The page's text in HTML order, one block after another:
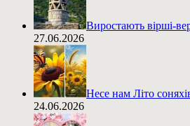
Виростають вірші-
27.06.2026
Несе нам Літо
24.06.2026